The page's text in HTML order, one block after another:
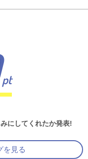
pt
にしてくれたか発表!
を見る